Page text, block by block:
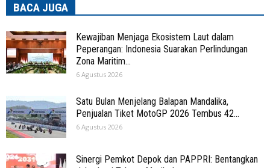
BACA JUGA
Kewajiban Menjaga Ekosistem Laut dalam
Peperangan: Indonesia Suarakan Perlindungan
Zona Maritim...
6 Agustus 2026
Satu Bulan Menjelang Balapan Mandalika,
Penjualan Tiket MotoGP 2026 Tembus 42...
6 Agustus 2026
Sinergi Pemkot Depok dan PAPPRI: Bentangkan